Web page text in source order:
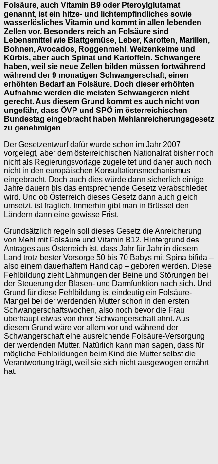
Folsäure, auch Vitamin B9 oder Pteroylglutamat
genannt, ist ein hitze- und lichtempfindliches sowie
wasserlösliches Vitamin und kommt in allen lebenden
Zellen vor. Besonders reich an Folsäure sind
Lebensmittel wie Blattgemüse, Leber, Karotten, Marillen,
Bohnen, Avocados, Roggenmehl, Weizenkeime und
Kürbis, aber auch Spinat und Kartoffeln. Schwangere
haben, weil sie neue Zellen bilden müssen fortwährend
während der 9 monatigen Schwangerschaft, einen
erhöhten Bedarf an Folsäure. Doch dieser erhöhten
Aufnahme werden die meisten Schwangeren nicht
gerecht. Aus diesem Grund kommt es auch nicht von
ungefähr, dass ÖVP und SPÖ im österreichischen
Bundestag eingebracht haben Mehlanreicherungsgesetz
zu genehmigen.
Der Gesetzentwurf dafür wurde schon im Jahr 2007
vorgelegt, aber dem österreichischen Nationalrat bisher noch
nicht als Regierungsvorlage zugeleitet und daher auch noch
nicht in den europäischen Konsultationsmechanismus
eingebracht. Doch auch dies würde dann sicherlich einige
Jahre dauern bis das entsprechende Gesetz verabschiedet
wird. Und ob Österreich dieses Gesetz dann auch gleich
umsetzt, ist fraglich. Immerhin gibt man in Brüssel den
Ländern dann eine gewisse Frist.
Grundsätzlich regeln soll dieses Gesetz die Anreicherung
von Mehl mit Folsäure und Vitamin B12. Hintergrund des
Antrages aus Österreich ist, dass Jahr für Jahr in diesem
Land trotz bester Vorsorge 50 bis 70 Babys mit Spina bifida –
also einem dauerhaftem Handicap – geboren werden. Diese
Fehlbildung zieht Lähmungen der Beine und Störungen bei
der Steuerung der Blasen- und Darmfunktion nach sich. Und
Grund für diese Fehlbildung ist eindeutig ein Folsäure-
Mangel bei der werdenden Mutter schon in den ersten
Schwangerschaftswochen, also noch bevor die Frau
überhaupt etwas von ihrer Schwangerschaft ahnt. Aus
diesem Grund wäre vor allem vor und während der
Schwangerschaft eine ausreichende Folsäure-Versorgung
der werdenden Mutter. Natürlich kann man sagen, dass für
mögliche Fehlbildungen beim Kind die Mutter selbst die
Verantwortung trägt, weil sie sich nicht ausgewogen ernährt
hat.